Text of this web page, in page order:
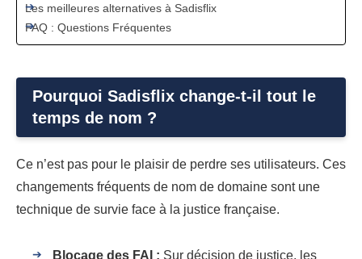
Les meilleures alternatives à Sadisflix
FAQ : Questions Fréquentes
Pourquoi Sadisflix change-t-il tout le
temps de nom ?
Ce n’est pas pour le plaisir de perdre ses utilisateurs. Ces
changements fréquents de nom de domaine sont une
technique de survie face à la justice française.
Blocage des FAI : Sur décision de justice, les